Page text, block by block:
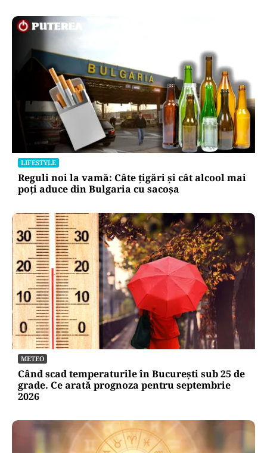
LIFESTYLE
Reguli noi la vamă: Câte țigări și cât alcool mai
poți aduce din Bulgaria cu sacoșa
METEO
Când scad temperaturile în București sub 25 de
grade. Ce arată prognoza pentru septembrie
2026